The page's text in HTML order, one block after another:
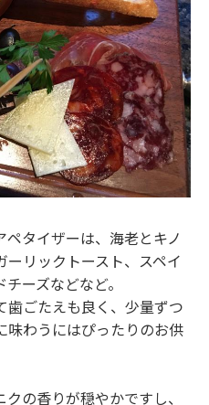
タイザーは、海老とキノ
リックトースト、スペイ
ーズなどなど。
歯ごたえも良く、少量ずつ
味わうにはぴったりのお供
の香りが穏やかですし、